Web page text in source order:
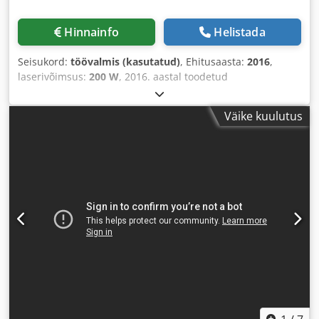
Hinnainfo Helistada
Seisukord: töövalmis (kasutatud), Ehitusaasta: 2016,
laserivõimsus: 200 W, 2016. aastal toodetud
lasergraveerimismasin. Trotec SP500 C200 on varustatud
võimsa 200 W CO2-laserallikaga ja suure tööpiirkonnaga
1240 × 710 mm. Ainult 1550 töötunniga masin on endiselt
Laseriallikas: 200 W CO2 • Tööpiirkond: 1240 × 710 mm •
Töötundide arv: 1,550 h • Tingimus: Miinus:
Suurepärane/mint • Omanik/kasutus: Üks omanik;
kompressoriga õhkabi • Tolmukaitsepaketi tehnoloogia •
Väike kuulutus